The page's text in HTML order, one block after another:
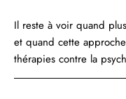
Il reste à voir quand
et quand cette
thérapies contre la